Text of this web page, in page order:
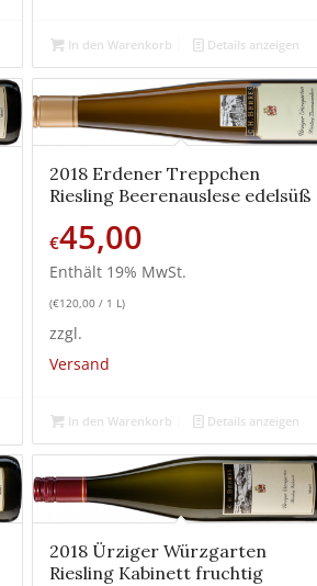
In den Warenkorb Details anzeigen
2018 Erdener Treppchen
Riesling Beerenauslese edelsüß
€45,00
Enthält 19% MwSt.
(€120,00 / 1 L)
zzgl.
Versand
In den Warenkorb Details anzeigen
2018 Ürziger Würzgarten
Riesling Kabinett fruchtig